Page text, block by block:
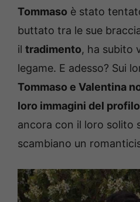
Tommaso è stato
buttato tra le sue
il tradimento, ha subito
legame. E adesso? Sui
Tommaso e Valentina
loro immagini del profilo
ancora con il loro solito
scambiano un